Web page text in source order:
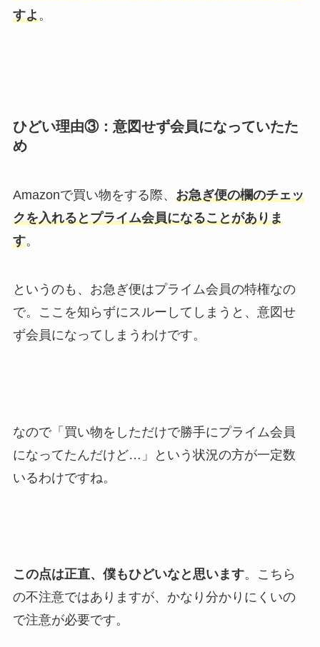
すよ。
ひどい理由③：意図せず会員になっていたた
め
Amazonで買い物をする際、 お急ぎ便の欄のチェッ
クを入れるとプライム会員になることがありま
す。
というのも、お急ぎ便はプライム会員の特権なの
で。ここを知らずにスルーしてしまうと、意図せ
ず会員になってしまうわけです。
なので「買い物をしただけで勝手にプライム会員
になってたんだけど…」という状況の方が一定数
いるわけですね。
この点は正直、僕もひどいなと思います。こちら
の不注意ではありますが、かなり分かりにくいの
で注意が必要です。